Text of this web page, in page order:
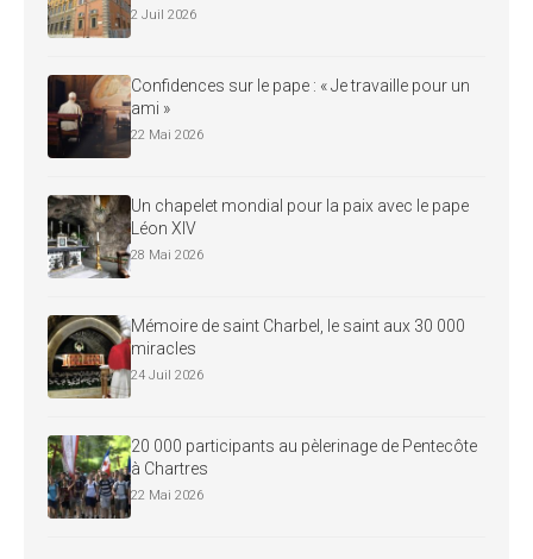
2 Juil 2026
Confidences sur le pape : « Je travaille pour un
ami »
22 Mai 2026
Un chapelet mondial pour la paix avec le pape
Léon XIV
28 Mai 2026
Mémoire de saint Charbel, le saint aux 30 000
miracles
24 Juil 2026
20 000 participants au pèlerinage de Pentecôte
à Chartres
22 Mai 2026